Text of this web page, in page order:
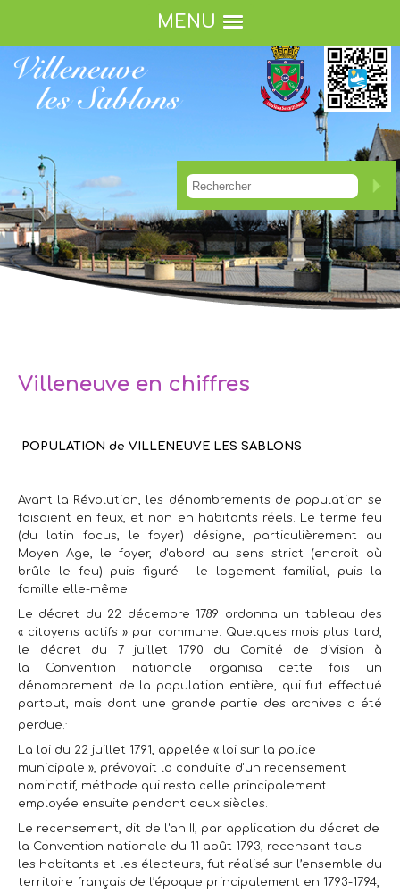
MENU
Villeneuve en chiffres
POPULATION de VILLENEUVE LES SABLONS
Avant la Révolution, les dénombrements de population se
faisaient en feux, et non en habitants réels. Le terme feu
(du latin focus, le foyer) désigne, particulièrement au
Moyen Age, le foyer, d'abord au sens strict (endroit où
brûle le feu) puis figuré : le logement familial, puis la
famille elle-même.
Le décret du 22 décembre 1789 ordonna un tableau des
« citoyens actifs » par commune. Quelques mois plus tard,
le décret du 7 juillet 1790 du Comité de division
à
la
Convention nationale
organisa cette fois un
dénombrement de la population entière, qui fut effectué
partout, mais dont une grande partie des archives a été
perdue..
La loi du 22 juillet 1791, appelée « loi sur la police
municipale », prévoyait la conduite d'un recensement
nominatif, méthode qui resta celle principalement
employée ensuite pendant deux siècles.
Le recensement, dit de l'an II, par application du décret de
la Convention nationale du 11 août 1793, recensant tous
les habitants et les électeurs, fut réalisé sur l’ensemble du
territoire français de l’époque principalement en 1793-1794,